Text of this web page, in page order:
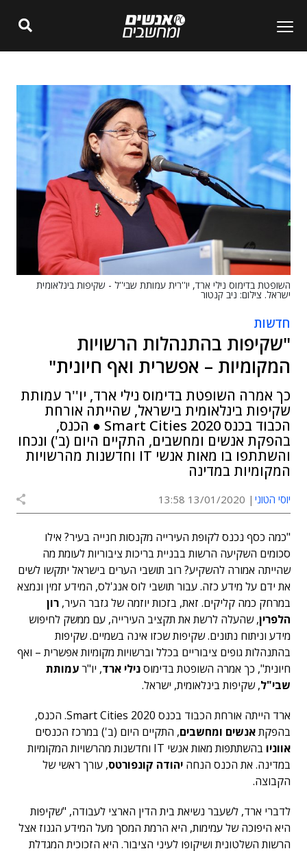
השופטת בדימוס נילי ארד, יו''רית עמותת שבי''ל - שקיפות בינלאומית
ישראל. צילום: ניב קנטור
חדשות
"שקיפות בהתנהלות הרשויות
המקומיות – אפשרית ואף חיונית"
כך אמרה השופטת בדימוס נילי ארד, יו''ר עמותת
שקיפות בינלאומית בישראל, שהייתה אורחת
הכבוד בכנס Smart Cities 2020 ● הכנס,
בהפקת אנשים ומחשבים, התקיים היום (ב') ונכחו
והשתתפו בו מאות אנשי IT וחדשנות מהרשויות
המקומיות במדינה
יוסי הטוני 13/01/2020 13:58
"כמה כסף נכנס לקופת העירייה מקנסות חנייה בעיר? אילו
סכומים השקיעה הרשות בבניית בריכות ציבוריות לעומת מה
שהייתה אמורה להשקיע? רוב תושבי הערים בישראל יתקשו לשים
את ידם על מידע כזה. עבור תושבי לוס אנג'לס, המידע זמין ונמצא
במרחק כמה קליקים. זאת, בזכות יוזמה של גזבר העיר, רון
הלפרין, שהעלה לרשת את תקציב העירייה, עם ממשק לחיפוש
מידע וניתוח נתונים. שקיפות שכזו אינה בשמיים. שקיפות
בהתנהלות גופים ציבוריים בכלל וברשויות מקומיות אפשרית – ואף
חיונית", כך אמרה השופטת בדימוסנילי ארד, יו"רעמותת
שבי"ל, שקיפות בינלאומית, ישראל.
ארד הייתה אורחת הכבוד בכנס Smart Cities 2020. הכנס,
בהפקתאנשים ומחשבים, התקיים היום (ב') במרכז הכנסים
אווניו
בהשתתפות מאות אנשי IT וחדשנות מהרשויות המקומיות
במדינה. את הכנס הנחה יהודה קונפורטס, עורך ראשי של
הקבוצה.
לדברי ארד, לשעבר נשיאת בית הדין הארצי לעבודה, "שקיפות
היא היפוכה של עמימות, היא הרמת המסך מעל המידע הגנוז אצל
הרשות השלטונית ושיקופו לעיני הציבור. היא הזכוכית המגדלת